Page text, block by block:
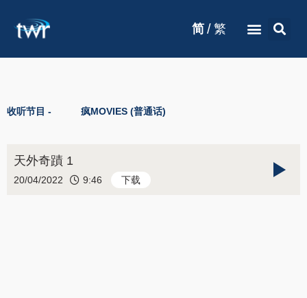
简 / 繁
收听节目 - 疯MOVIES (普通话)
天外奇蹟 1
20/04/2022 9:46 下载